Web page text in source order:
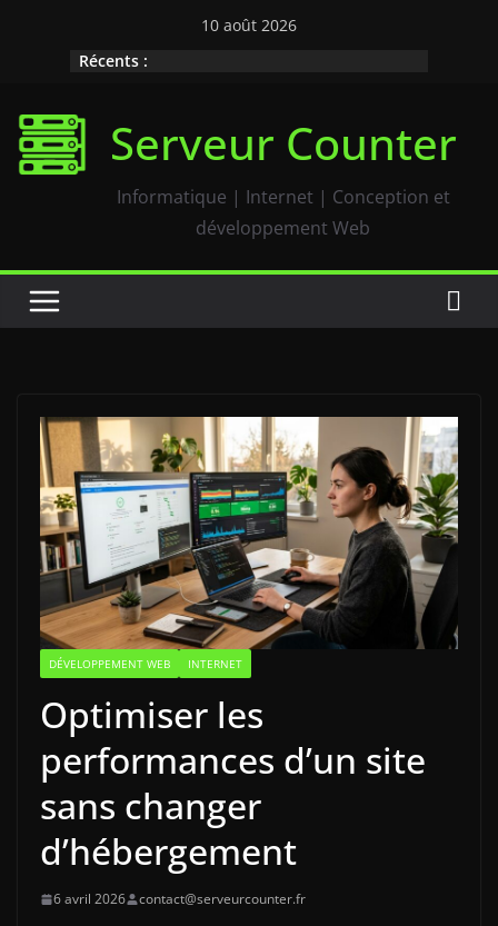
10 août 2026
Récents :
Serveur Counter
Informatique | Internet | Conception et
développement Web
DÉVELOPPEMENT WEB INTERNET
Optimiser les
performances d’un site
sans changer
d’hébergement
6 avril 2026 contact@serveurcounter.fr